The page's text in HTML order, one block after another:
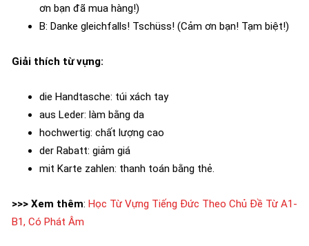
ơn bạn đã mua hàng!)
B: Danke gleichfalls! Tschüss! (Cảm ơn bạn! Tạm biệt!)
Giải thích từ vựng:
die Handtasche: túi xách tay
aus Leder: làm bằng da
hochwertig: chất lượng cao
der Rabatt: giảm giá
mit Karte zahlen: thanh toán bằng thẻ.
>>> Xem thêm: Học Từ Vựng Tiếng Đức Theo Chủ Đề Từ A1-
B1, Có Phát Âm